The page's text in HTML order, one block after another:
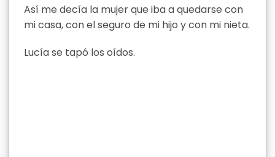
Así me decía la mujer que iba a quedarse con
mi casa, con el seguro de mi hijo y con mi nieta.
Lucía se tapó los oídos.